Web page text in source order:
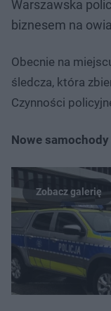
Warszawska
biznesem na
Obecnie na
śledcza, która
Czynności
Nowe